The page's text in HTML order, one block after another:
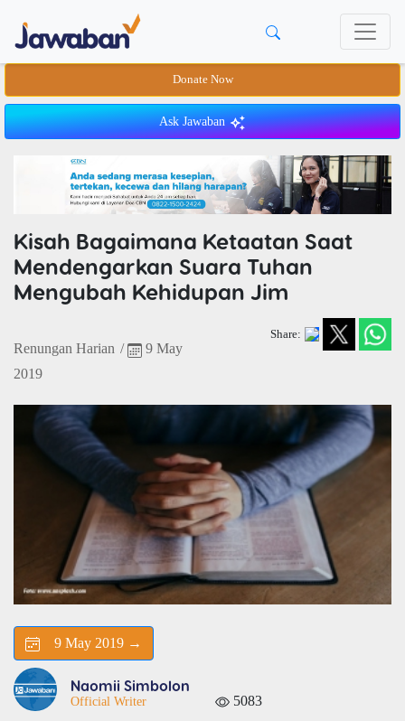
Donate Now
Ask Jawaban
Kisah Bagaimana Ketaatan Saat
Mendengarkan Suara Tuhan
Mengubah Kehidupan Jim
Renungan Harian /
9 May
2019
Share:
9 May 2019 →
Naomii Simbolon
Official Writer 5083